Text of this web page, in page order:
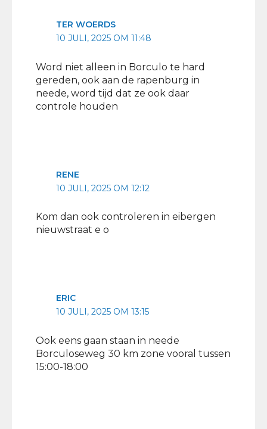
TER WOERDS
10 JULI, 2025 OM 11:48
Word niet alleen in Borculo te hard
gereden, ook aan de rapenburg in
neede, word tijd dat ze ook daar
controle houden
RENE
10 JULI, 2025 OM 12:12
Kom dan ook controleren in eibergen
nieuwstraat e o
ERIC
10 JULI, 2025 OM 13:15
Ook eens gaan staan in neede
Borculoseweg 30 km zone vooral tussen
15:00-18:00